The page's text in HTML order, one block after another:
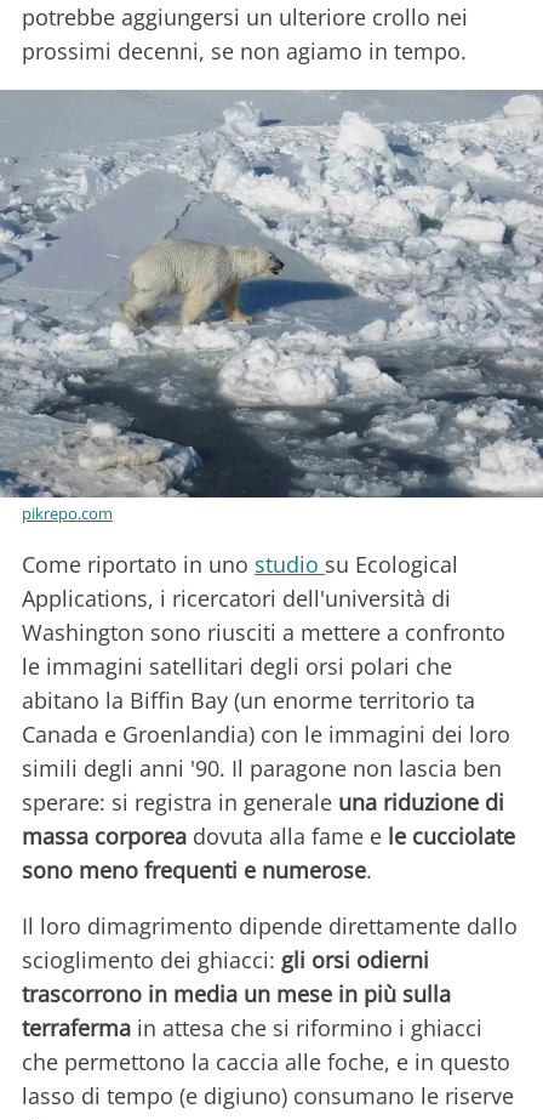
potrebbe aggiungersi un ulteriore crollo nei
prossimi decenni, se non agiamo in tempo.
pikrepo.com
Come riportato in uno studio su Ecological
Applications, i ricercatori dell'università di
Washington sono riusciti a mettere a confronto
le immagini satellitari degli orsi polari che
abitano la Biffin Bay (un enorme territorio ta
Canada e Groenlandia) con le immagini dei loro
simili degli anni '90. Il paragone non lascia ben
sperare: si registra in generale una riduzione di
massa corporea dovuta alla fame e le cucciolate
sono meno frequenti e numerose.
Il loro dimagrimento dipende direttamente dallo
scioglimento dei ghiacci: gli orsi odierni
trascorrono in media un mese in più sulla
terraferma in attesa che si riformino i ghiacci
che permettono la caccia alle foche, e in questo
lasso di tempo (e digiuno) consumano le riserve